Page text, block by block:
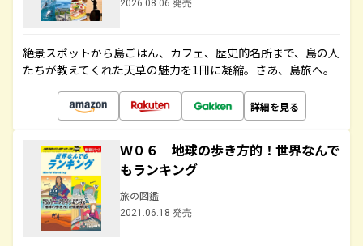
2026.08.06 発売
絶景スポットから島ごはん、カフェ、歴史的名所まで、島の人
たちが教えてくれた天草の魅力を1冊に凝縮。さあ、島旅へ。
詳細を見る
Ｗ０６ 地球の歩き方的！世界なんで
もランキング
旅の図鑑
2021.06.18 発売